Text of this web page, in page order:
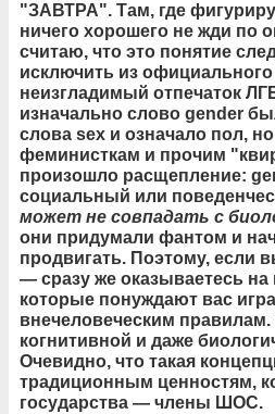
"ЗАВТРА". Там, где
ничего хорошего не жди по
считаю, что это понятие
исключить из
неизгладимый отпечаток
изначально слово gender
слова sex и означало пол,
феминисткам и прочим
произошло расщепление:
социальный или
может не совпадать с
они придумали фантом и
продвигать. Поэтому, если
— сразу же оказываетесь
которые понуждают вас
внечеловеческим
когнитивной и даже
Очевидно, что такая
традиционным ценностям,
государства — члены ШОС.